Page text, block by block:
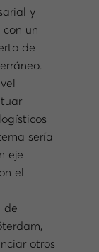
y
un
de
sería
eje
el
de
otros